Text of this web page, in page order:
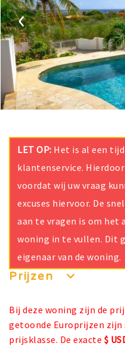
‹
LET OP: Het is al een
klantenservice.
voordat wij uw vraag
excuses hiervoor. De
aan te vragen is om het
woning in te vullen. Dit
eigenaar van de woning.
Prijzen
Bij deze woning zijn de
getoonde Europrijzen
prijsklasse. De exacte $